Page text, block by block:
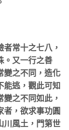
常十之七八，
。又一行之善
變之不同，造化
能逃，觀此可知
之不同如此，
者，欲求事功圓
川風土，門第世